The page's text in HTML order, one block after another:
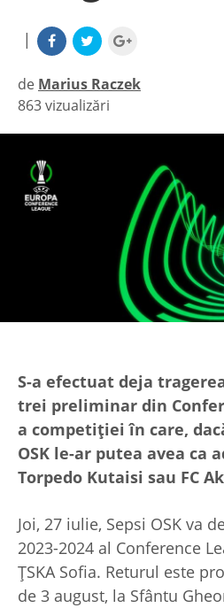
|
de Marius Raczek
|
863 vizualizări
S-a efectuat deja
trei preliminar din
a competiției în care,
OSK le-ar putea avea ca
Torpedo Kutaisi sau FC
Joi, 27 iulie, Sepsi OSK va
2023-2024 al Conference
ȚSKA Sofia. Returul este
de 3 august, la Sfântu